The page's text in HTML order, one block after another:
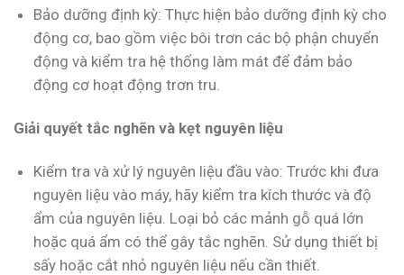
Bảo dưỡng định kỳ: Thực hiện bảo dưỡng định kỳ cho
động cơ, bao gồm việc bôi trơn các bộ phận chuyển
động và kiểm tra hệ thống làm mát để đảm bảo
động cơ hoạt động trơn tru.
Giải quyết tắc nghẽn và kẹt nguyên liệu
Kiểm tra và xử lý nguyên liệu đầu vào: Trước khi đưa
nguyên liệu vào máy, hãy kiểm tra kích thước và độ
ẩm của nguyên liệu. Loại bỏ các mảnh gỗ quá lớn
hoặc quá ẩm có thể gây tắc nghẽn. Sử dụng thiết bị
sấy hoặc cắt nhỏ nguyên liệu nếu cần thiết.